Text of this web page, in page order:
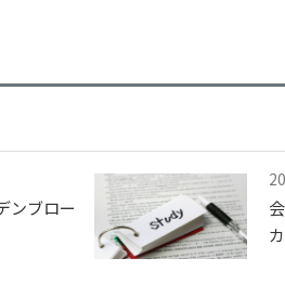
ンブロー